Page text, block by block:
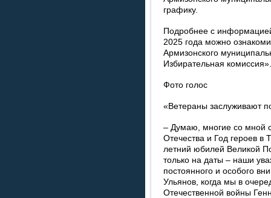
графику.
Подробнее с
2025 года можно
Армизонского
Избирательная комиссия».
Фото голос
«Ветераны заслуживают
– Думаю, многие со мной
Отечества и Год героев в
летний юбилей Великой
только на даты – наши
постоянного и особого
Ульянов, когда мы в
Отечественной войны